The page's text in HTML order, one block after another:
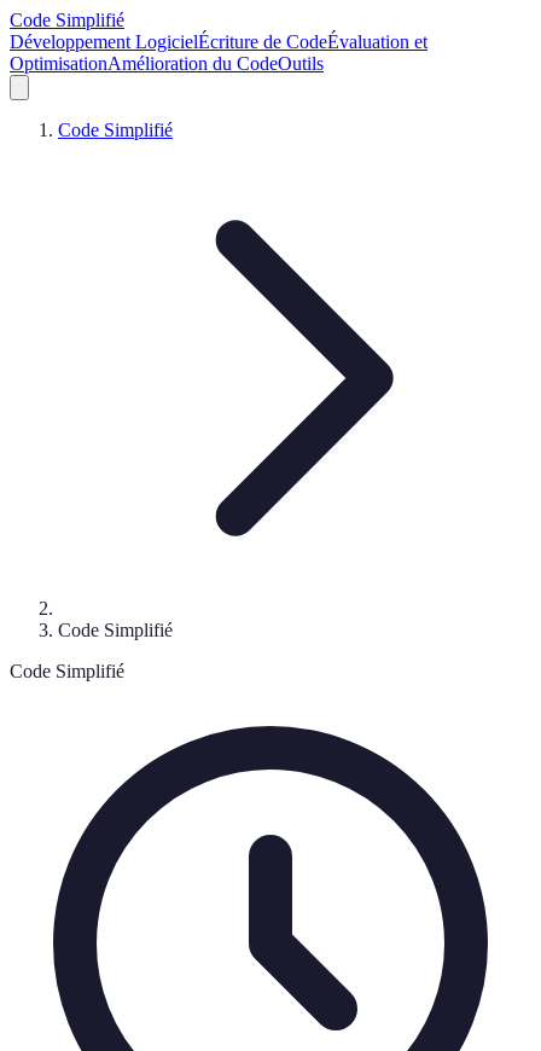
Code Simplifié
Développement LogicielÉcriture de CodeÉvaluation et
OptimisationAmélioration du CodeOutils
Code Simplifié
Code Simplifié
Code Simplifié